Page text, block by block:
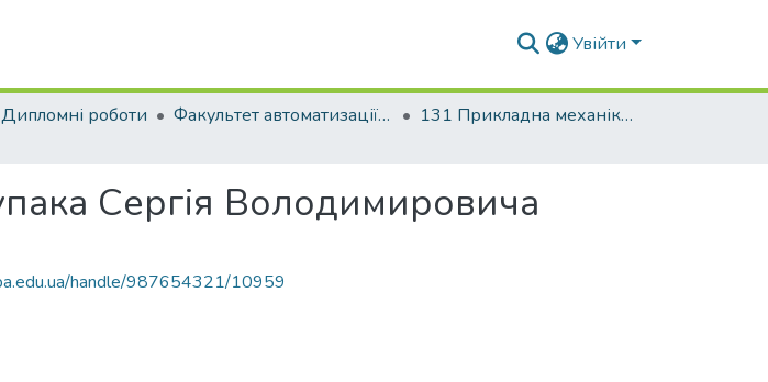
Увійти
Дипломні роботи Факультет автоматизації і інформаційних технологій
131 Прикладна механіка. Інженерна механіка
Сергія Володимировича
handle/987654321/10959